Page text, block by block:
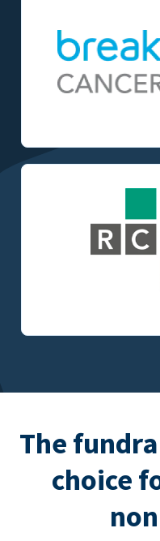
The
choice